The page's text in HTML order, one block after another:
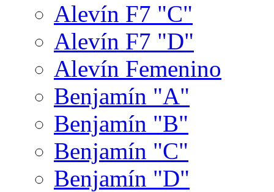
Alevín F7 "C"
Alevín F7 "D"
Alevín Femenino
Benjamín "A"
Benjamín "B"
Benjamín "C"
Benjamín "D"